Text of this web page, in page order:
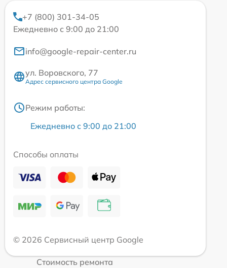
+7 (800) 301-34-05
Ежедневно с 9:00 до 21:00
info@google-repair-center.ru
ул. Воровского, 77
Адрес сервисного центра Google
Режим работы:
Ежедневно с 9:00 до 21:00
Способы оплаты
© 2026 Сервисный центр Google
Стоимость ремонта